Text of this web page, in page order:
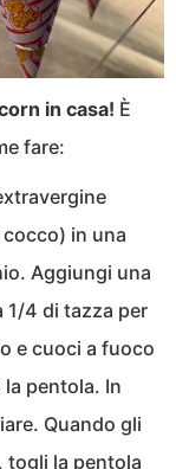
in casa! È
fare:
in una
Aggiungi una
1/4 di tazza per
e cuoci a fuoco
pentola. In
Quando gli
togli la pentola